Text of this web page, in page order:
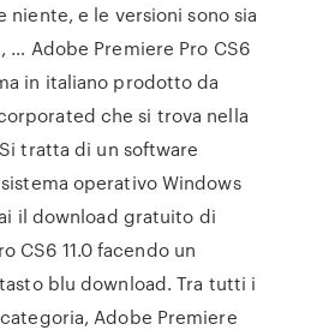
niente, e le versioni sono sia
… Adobe Premiere Pro CS6
in italiano prodotto da
che si trova nella
tratta di un software
operativo Windows
il download gratuito di
CS6 11.0 facendo un
blu download. Tra tutti i
Adobe Premiere